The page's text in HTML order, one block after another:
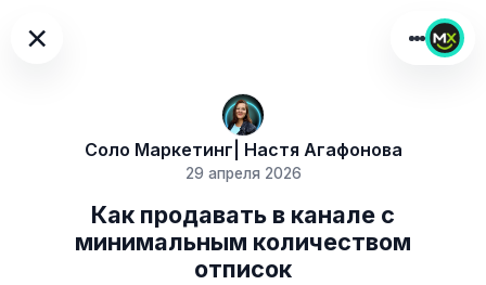
×
Соло Маркетинг| Настя Агафонова
29 апреля 2026
Как продавать в канале с
минимальным количеством
отписок